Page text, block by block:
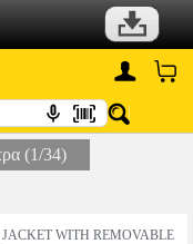
(1/34)
WITH REMOVABLE